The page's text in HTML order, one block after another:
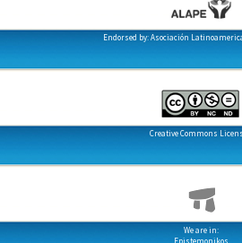
Endorsed by: Asociación
Creative Commons
We are in:
Epistemonikos